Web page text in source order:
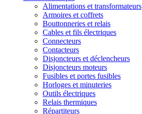
Alimentations et transformateurs
Armoires et coffrets
Bouttonneries et relais
Cables et fils électriques
Connecteurs
Contacteurs
Disjoncteurs et déclencheurs
Disjoncteurs moteurs
Fusibles et portes fusibles
Horloges et minuteries
Outils électriques
Relais thermiques
Répartiteurs